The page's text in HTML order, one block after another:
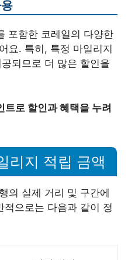
포함한 코레일의 다양한
요. 특히, 특정 마일리지
되므로 더 많은 할인을
트로 할인과 혜택을 누려
리지 적립 금액
의 실제 거리 및 구간에
으로는 다음과 같이 정